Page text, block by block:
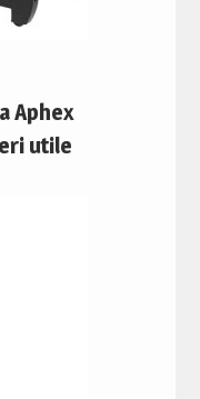
Aphex
utile